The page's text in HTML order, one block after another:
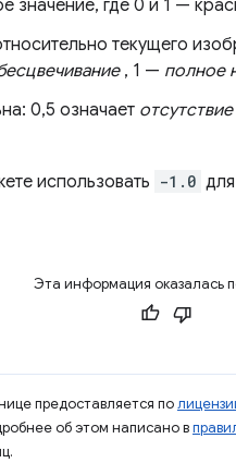
значение, где 0 и 1 —
текущего
, 1 — полное
0,5 означает
использовать -1.0
Эта информация оказалась
предоставляется по
об этом написано в